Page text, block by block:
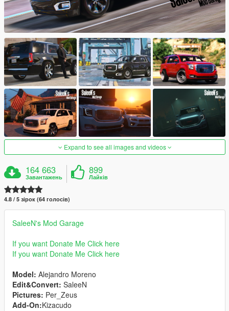
Expand to see all images and videos
164 663
Завантажень
899
Лайків
4.8 / 5 зірок (64 голосів)
SaleeN's Mod Garage
If you want Donate Me Click here
If you want Donate Me Click here
Model: Alejandro Moreno
Edit&Convert: SaleeN
Pictures: Per_Zeus
Add-On:Kizacudo